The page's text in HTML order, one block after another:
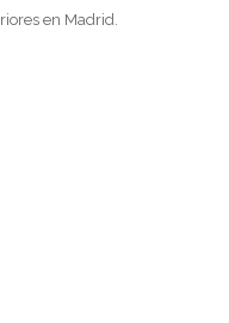
en Madrid.